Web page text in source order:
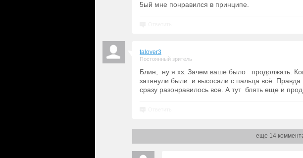
5ый мне понравился в принципе.
talover3
Постоянный зритель
Блин, ну я хз. Зачем ваше было продолжать.
затянули были и высосали с пальца всё. Правда
сразу разонравилось все. А тут блять еще и
еще 14